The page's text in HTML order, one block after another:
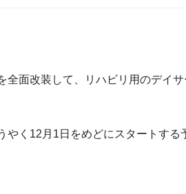
面改装して、リハビリ用のデイサ
く12月1日をめどにスタートする